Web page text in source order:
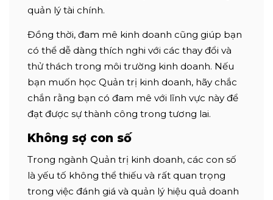
quản lý tài chính.
Đồng thời, đam mê kinh doanh cũng giúp bạn
có thể dễ dàng thích nghi với các thay đổi và
thử thách trong môi trường kinh doanh. Nếu
bạn muốn học Quản trị kinh doanh, hãy chắc
chắn rằng bạn có đam mê với lĩnh vực này để
đạt được sự thành công trong tương lai.
Không sợ con số
Trong ngành Quản trị kinh doanh, các con số
là yếu tố không thể thiếu và rất quan trọng
trong việc đánh giá và quản lý hiệu quả doanh